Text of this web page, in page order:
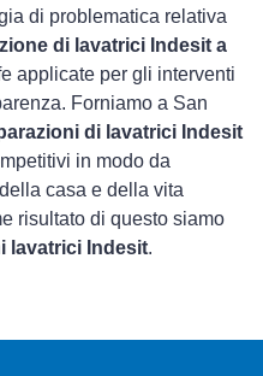
di problematica relativa
di lavatrici Indesit a
applicate per gli interventi
Forniamo a San
di lavatrici Indesit
in modo da
casa e della vita
risultato di questo siamo
lavatrici Indesit.